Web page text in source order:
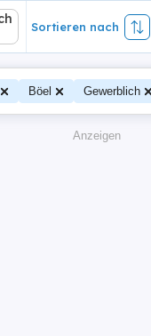
Sortieren nach
Böel Gewerblich
Anzeigen